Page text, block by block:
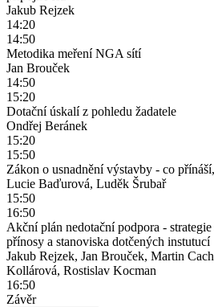
Jakub Rejzek
14:20
14:50
Metodika meření NGA sítí
Jan Brouček
14:50
15:20
Dotační úskalí z pohledu žadatele
Ondřej Beránek
15:20
15:50
Zákon o usnadnění výstavby - co
Lucie Baďurová, Luděk Šrubař
15:50
16:50
Akční plán nedotační podpora -
přínosy a stanoviska dotčených instutucí
Jakub Rejzek, Jan Brouček, Martin
Kollárová, Rostislav Kocman
16:50
Závěr